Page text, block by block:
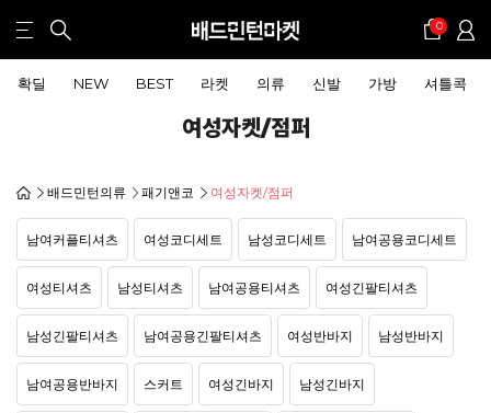
0
확딜 NEW BEST 라켓 의류 신발 가방 셔틀콕
여성자켓/점퍼
배드민턴의류 패기앤코 여성자켓/점퍼
남여커플티셔츠 여성코디세트 남성코디세트 남여공용코디세트
여성티셔츠 남성티셔츠 남여공용티셔츠 여성긴팔티셔츠
남성긴팔티셔츠 남여공용긴팔티셔츠 여성반바지 남성반바지
남여공용반바지 스커트 여성긴바지 남성긴바지